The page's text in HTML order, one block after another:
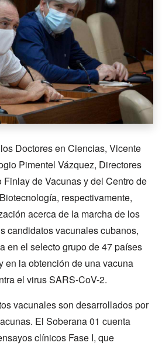
Doctores en Ciencias, Vicente
Pimentel Vázquez, Directores
de Vacunas y del Centro de
respectivamente,
acerca de la marcha de los
candidatos vacunales cubanos,
en el selecto grupo de 47 países
en la obtención de una vacuna
el virus SARS-CoV-2.
vacunales son desarrollados por
El Soberana 01 cuenta
clínicos Fase I, que